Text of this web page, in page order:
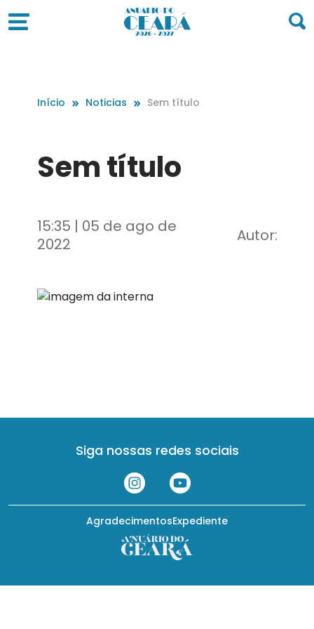
Início Noticias Sem título
Sem título
15:35 | 05 de ago de
2022
Autor:
Siga nossas redes sociais
Expediente
Agradecimentos